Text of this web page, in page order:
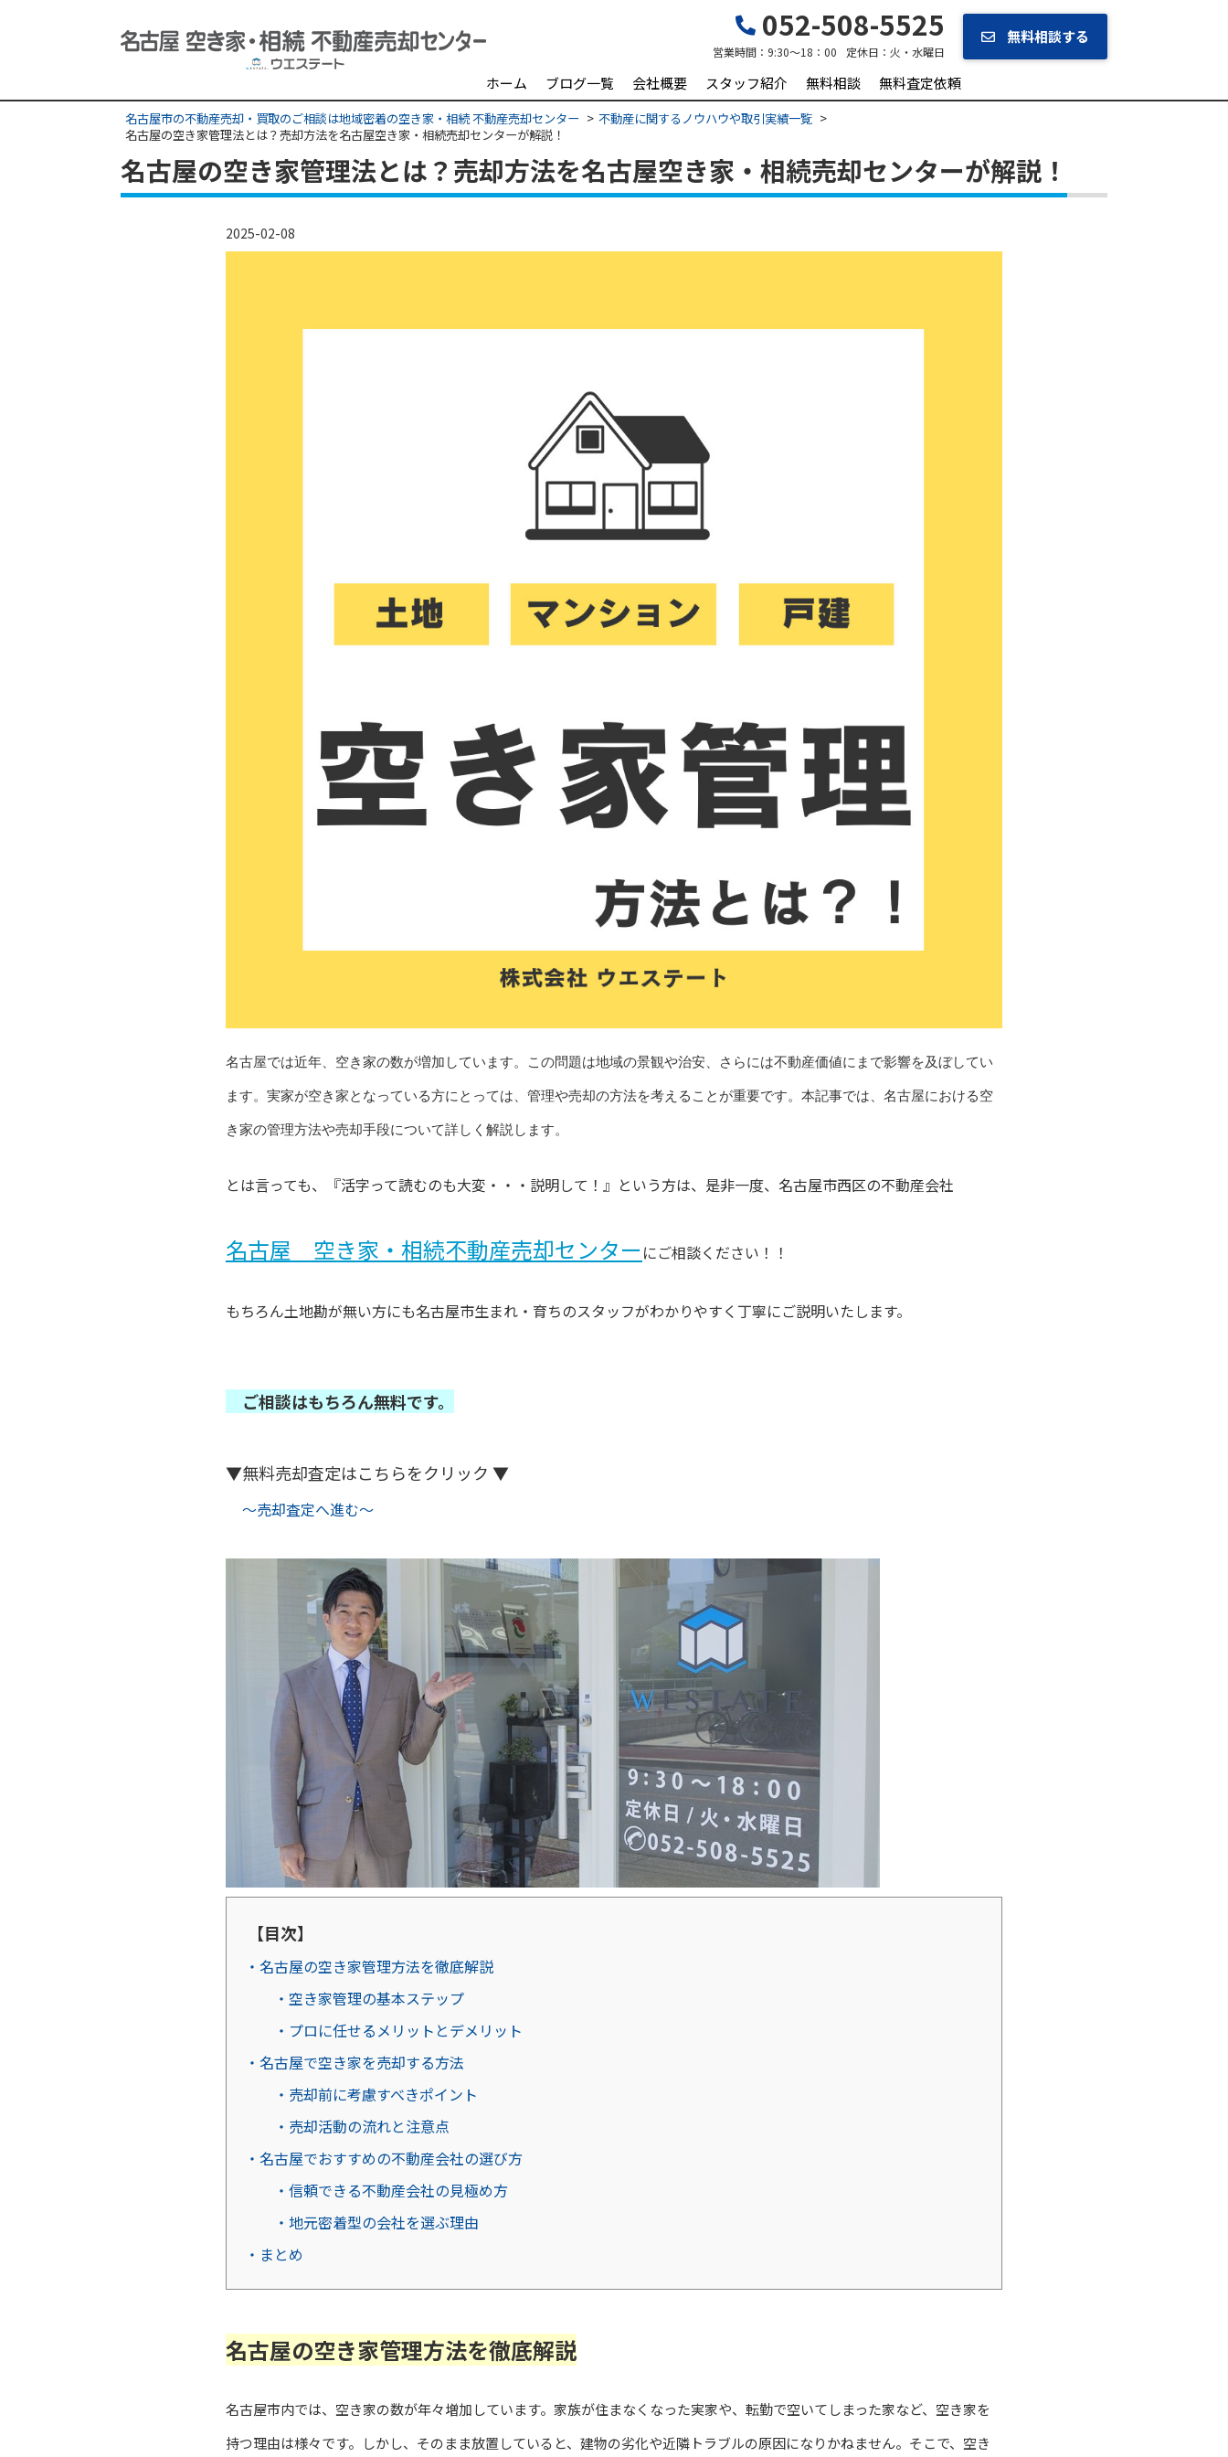
052-508-5525
営業時間： 9:30～18：00 定休日： 火・水曜日
無料相談する
ホーム ブログ一覧 会社概要 スタッフ紹介 無料相談 無料査定依頼
名古屋市の不動産売却・買取のご相談は地域密着の空き家・相続 不動産売却センター
不動産に関するノウハウや取引実績一覧
名古屋の空き家管理法とは？売却方法を名古屋空き家・相続売却センターが解説！
名古屋の空き家管理法とは？売却方法を名古屋空き家・相続売却センターが解説！
2025-02-08
名古屋では近年、空き家の数が増加しています。この問題は地域の景観や治安、さらには不動産価値にまで影響を及ぼしてい
ます。実家が空き家となっている方にとっては、管理や売却の方法を考えることが重要です。本記事では、名古屋における空
き家の管理方法や売却手段について詳しく解説します。
とは言っても、『活字って読むのも大変・・・説明して！』という方は、是非一度、 名古屋市西区の不動産会社
名古屋 空き家・相続不動産売却センター にご相談ください！！
もちろん土地勘が無い方にも名古屋市生まれ・育ちのスタッフがわかりやすく丁寧にご説明いたします。
ご相談はもちろん無料です。
▼無料売却査定はこちらをクリック ▼
～売却査定へ進む～
【目次】
・名古屋の空き家管理方法を徹底解説
・空き家管理の基本ステップ
・プロに任せるメリットとデメリット
・名古屋で空き家を売却する方法
・売却前に考慮すべきポイント
・売却活動の流れと注意点
・名古屋でおすすめの不動産会社の選び方
・信頼できる不動産会社の見極め方
・地元密着型の会社を選ぶ理由
・まとめ
名古屋の空き家管理方法を徹底解説
名古屋市内では、空き家の数が年々増加しています。家族が住まなくなった実家や、転勤で空いてしまった家など、空き家を
持つ理由は様々です。しかし、そのまま放置していると、建物の劣化や近隣トラブルの原因になりかねません。そこで、空き